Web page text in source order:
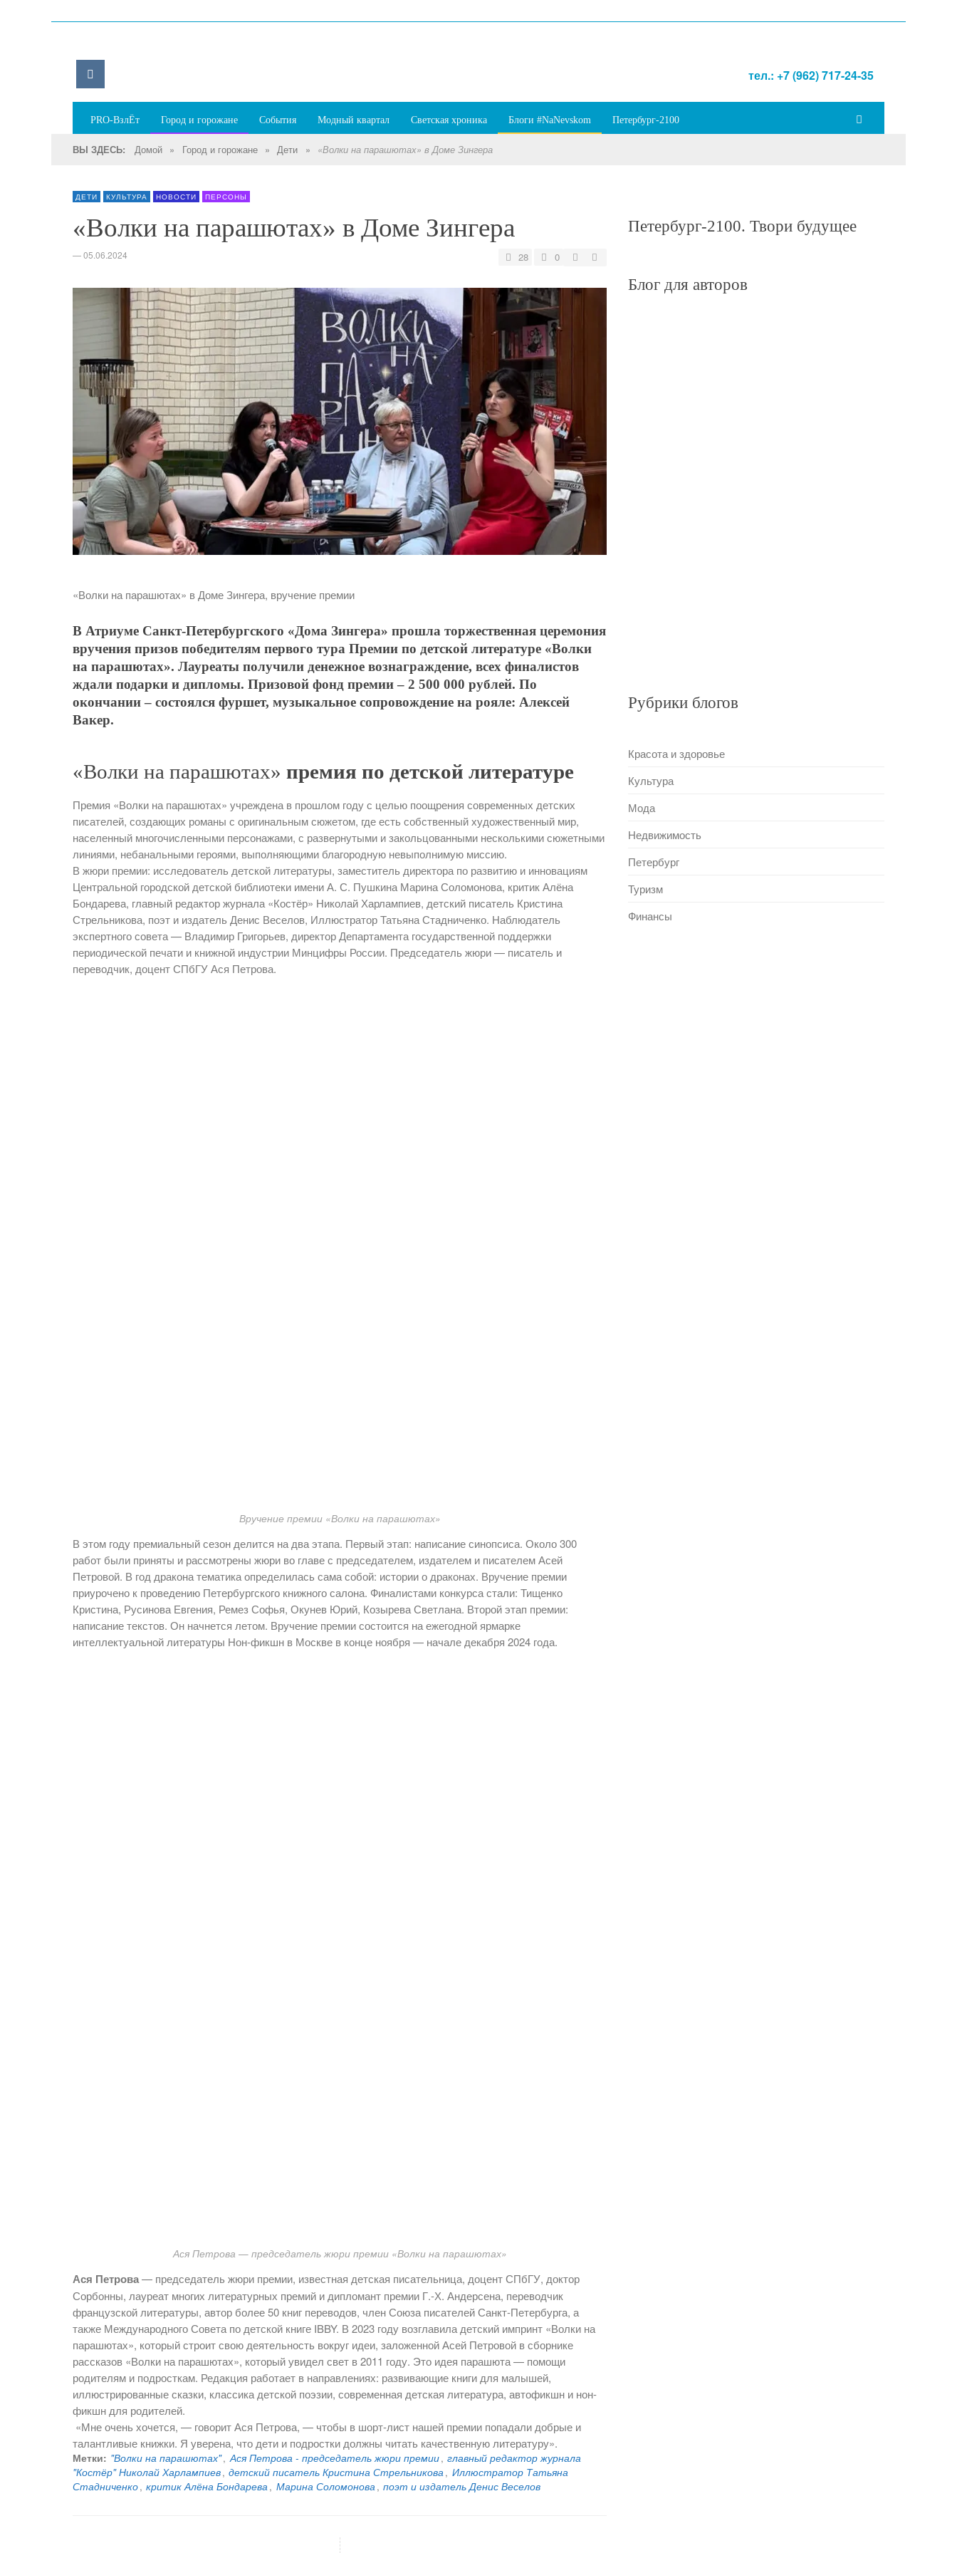
тел.: +7 (962) 717-24-35
PRO-ВзлЁт Город и горожане События Модный квартал Светская хроника Блоги #NaNevskom Петербург-2100
ВЫ ЗДЕСЬ: Домой » Город и горожане » Дети » «Волки на парашютах» в Доме Зингера
ДЕТИ КУЛЬТУРА НОВОСТИ ПЕРСОНЫ
«Волки на парашютах» в Доме Зингера
—05.06.2024 28 0
«Волки на парашютах» в Доме Зингера, вручение премии
В Атриуме Санкт-Петербургского «Дома Зингера» прошла торжественная церемония
вручения призов победителям первого тура Премии по детской литературе «Волки
на парашютах». Лауреаты получили денежное вознаграждение, всех финалистов
ждали подарки и дипломы. Призовой фонд премии – 2 500 000 рублей. По
окончании – состоялся фуршет, музыкальное сопровождение на рояле: Алексей
Вакер.
«Волки на парашютах» премия по детской литературе
Премия «Волки на парашютах» учреждена в прошлом году с целью поощрения современных детских
писателей, создающих романы с оригинальным сюжетом, где есть собственный художественный мир,
населенный многочисленными персонажами, с развернутыми и закольцованными несколькими сюжетными
линиями, небанальными героями, выполняющими благородную невыполнимую миссию.
В жюри премии: исследователь детской литературы, заместитель директора по развитию и инновациям
Центральной городской детской библиотеки имени А. С. Пушкина Марина Соломонова, критик Алёна
Бондарева, главный редактор журнала «Костёр» Николай Харлампиев, детский писатель Кристина
Стрельникова, поэт и издатель Денис Веселов, Иллюстратор Татьяна Стадниченко. Наблюдатель
экспертного совета — Владимир Григорьев, директор Департамента государственной поддержки
периодической печати и книжной индустрии Минцифры России. Председатель жюри — писатель и
переводчик, доцент СПбГУ Ася Петрова.
Вручение премии «Волки на парашютах»
В этом году премиальный сезон делится на два этапа. Первый этап: написание синопсиса. Около 300
работ были приняты и рассмотрены жюри во главе с председателем, издателем и писателем Асей
Петровой. В год дракона тематика определилась сама собой: истории о драконах. Вручение премии
приурочено к проведению Петербургского книжного салона. Финалистами конкурса стали: Тищенко
Кристина, Русинова Евгения, Ремез Софья, Окунев Юрий, Козырева Светлана. Второй этап премии:
написание текстов. Он начнется летом. Вручение премии состоится на ежегодной ярмарке
интеллектуальной литературы Нон-фикшн в Москве в конце ноября — начале декабря 2024 года.
Ася Петрова — председатель жюри премии «Волки на парашютах»
Ася Петрова— председатель жюри премии, известная детская писательница, доцент СПбГУ, доктор
Сорбонны, лауреат многих литературных премий и дипломант премии Г.-Х. Андерсена, переводчик
французской литературы, автор более 50 книг переводов, член Союза писателей Санкт-Петербурга, а
также Международного Совета по детской книге IBBY. В 2023 году возглавила детский импринт «Волки на
парашютах», который строит свою деятельность вокруг идеи, заложенной Асей Петровой в сборнике
рассказов «Волки на парашютах», который увидел свет в 2011 году. Это идея парашюта — помощи
родителям и подросткам. Редакция работает в направлениях: развивающие книги для малышей,
иллюстрированные сказки, классика детской поэзии, современная детская литература, автофикшн и нон-
фикшн для родителей.
«Мне очень хочется, — говорит Ася Петрова, — чтобы в шорт-лист нашей премии попадали добрые и
талантливые книжки. Я уверена, что дети и подростки должны читать качественную литературу».
Метки: "Волки на парашютах", Ася Петрова - председатель жюри премии, главный редактор журнала
"Костёр" Николай Харлампиев, детский писатель Кристина Стрельникова, Иллюстратор Татьяна
Стадниченко, критик Алёна Бондарева, Марина Соломонова, поэт и издатель Денис Веселов
Петербург-2100. Твори будущее
Блог для авторов
Рубрики блогов
Красота и здоровье
Культура
Мода
Недвижимость
Петербург
Туризм
Финансы